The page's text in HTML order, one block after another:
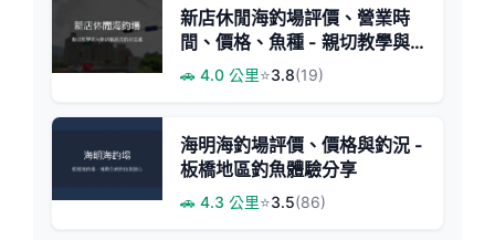
新店休閒海釣場評價、營業時
間、價格、魚種 - 親切教學與
大物挑戰
🚗 4.0 公里⭐3.8(19)
海明海釣場評價、價格與釣況 -
板橋地區釣魚體驗分享
🚗 4.3 公里⭐3.5(86)